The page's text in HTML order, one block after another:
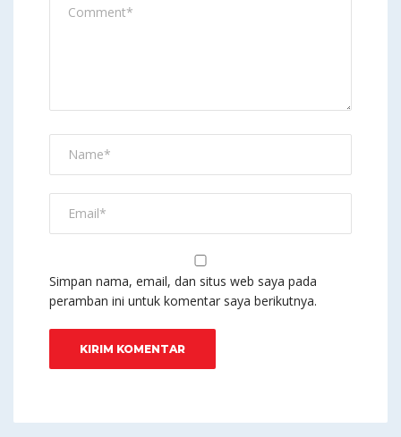
Simpan nama, email, dan situs web saya pada
peramban ini untuk komentar saya berikutnya.